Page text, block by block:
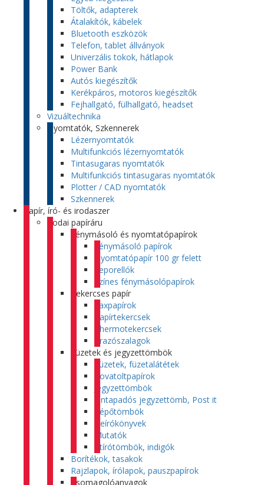
Töltők, adapterek
Átalakítók, kábelek
Bluetooth eszközök
Telefon, tablet állványok
Univerzális tokok, hátlapok
Power Bank
Autós kiegészítők
Kerékpáros, motoros kiegészítők
Fejhallgató, fülhallgató, headset
Vizuáltechnika
Nyomtatók, Szkennerek
Lézernyomtatók
Multifunkciós lézernyomtatók
Tintasugaras nyomtatók
Multifunkciós tintasugaras nyomtatók
Plotter / CAD nyomtatók
Szkennerek
Papír, író- és irodaszer
Irodai papíráru
Fénymásoló és nyomtatópapírok
Fénymásoló papírok
Nyomtatópapír 100 gr felett
Leporellók
Színes fénymásolópapírok
Tekercses papír
Faxpapírok
Papírtekercsek
Thermotekercsek
Árazószalagok
Füzetek és jegyzettömbök
Füzetek, füzetalátétek
Rovatoltpapírok
Jegyzettömbök
Öntapadós jegyzettömb, Post it
Tépőtömbök
Beírókönyvek
Mutatók
Átírótömbök, indigók
Borítékok, tasakok
Rajzlapok, írólapok, pauszpapírok
Csomagolóanyagok